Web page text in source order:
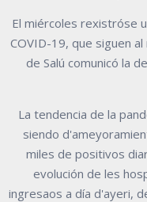
El miércoles rexistróse
COVID-19, que siguen
de Salú comunicó la
La tendencia de la
siendo
miles de positivos
evolución de les
ingresaos a día d'ayeri,